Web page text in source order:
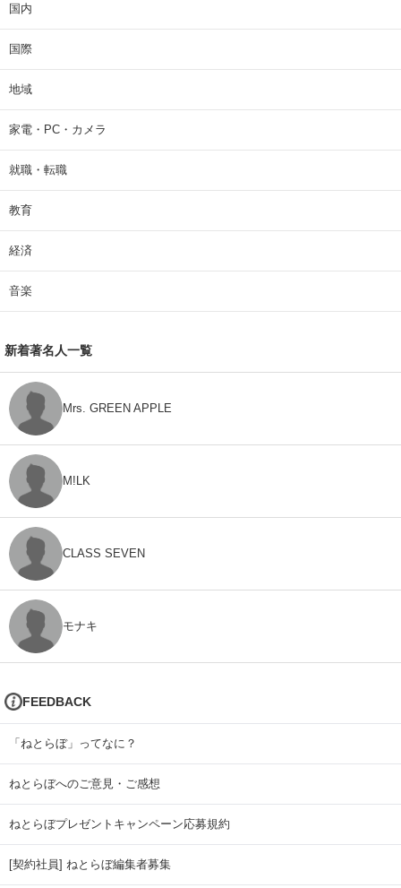
国内
国際
地域
家電・PC・カメラ
就職・転職
教育
経済
音楽
新着著名人一覧
Mrs. GREEN APPLE
M!LK
CLASS SEVEN
モナキ
FEEDBACK
「ねとらぼ」ってなに？
ねとらぼへのご意見・ご感想
ねとらぼプレゼントキャンペーン応募規約
[契約社員] ねとらぼ編集者募集